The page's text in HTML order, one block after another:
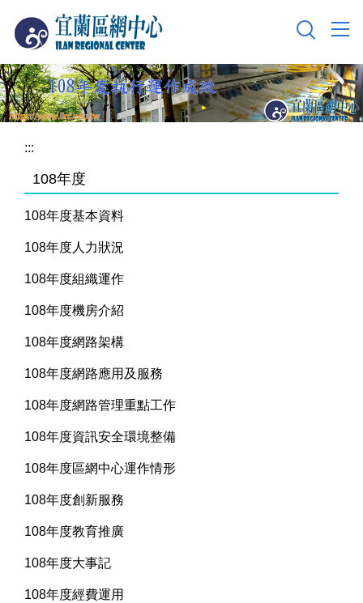
到
要
內
容
:::
108年度
108年度基本資料
108年度人力狀況
108年度組織運作
108年度機房介紹
108年度網路架構
108年度網路應用及服務
108年度網路管理重點工作
108年度資訊安全環境整備
108年度區網中心運作情形
108年度創新服務
108年度教育推廣
108年度大事記
108年度經費運用